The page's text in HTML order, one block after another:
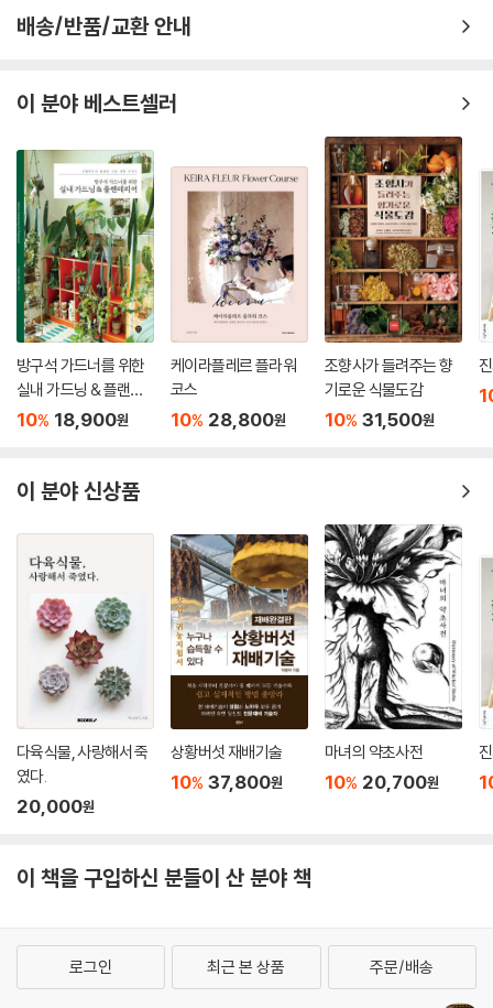
배송/반품/교환 안내
이 분야 베스트셀러
방구석 가드너를 위한
실내 가드닝 & 플랜테
리어
10% 18,900원
케이라플레르 플라워
코스
10% 28,800원
조향사가 들려주는 향
기로운 식물도감
10% 31,500원
이 분야 신상품
다육식물, 사랑해서 죽
였다.
20,000원
상황버섯 재배기술
10% 37,800원
마녀의 약초사전
10% 20,700원
이 책을 구입하신 분들이 산 분야 책
로그인 최근 본 상품 주문/배송